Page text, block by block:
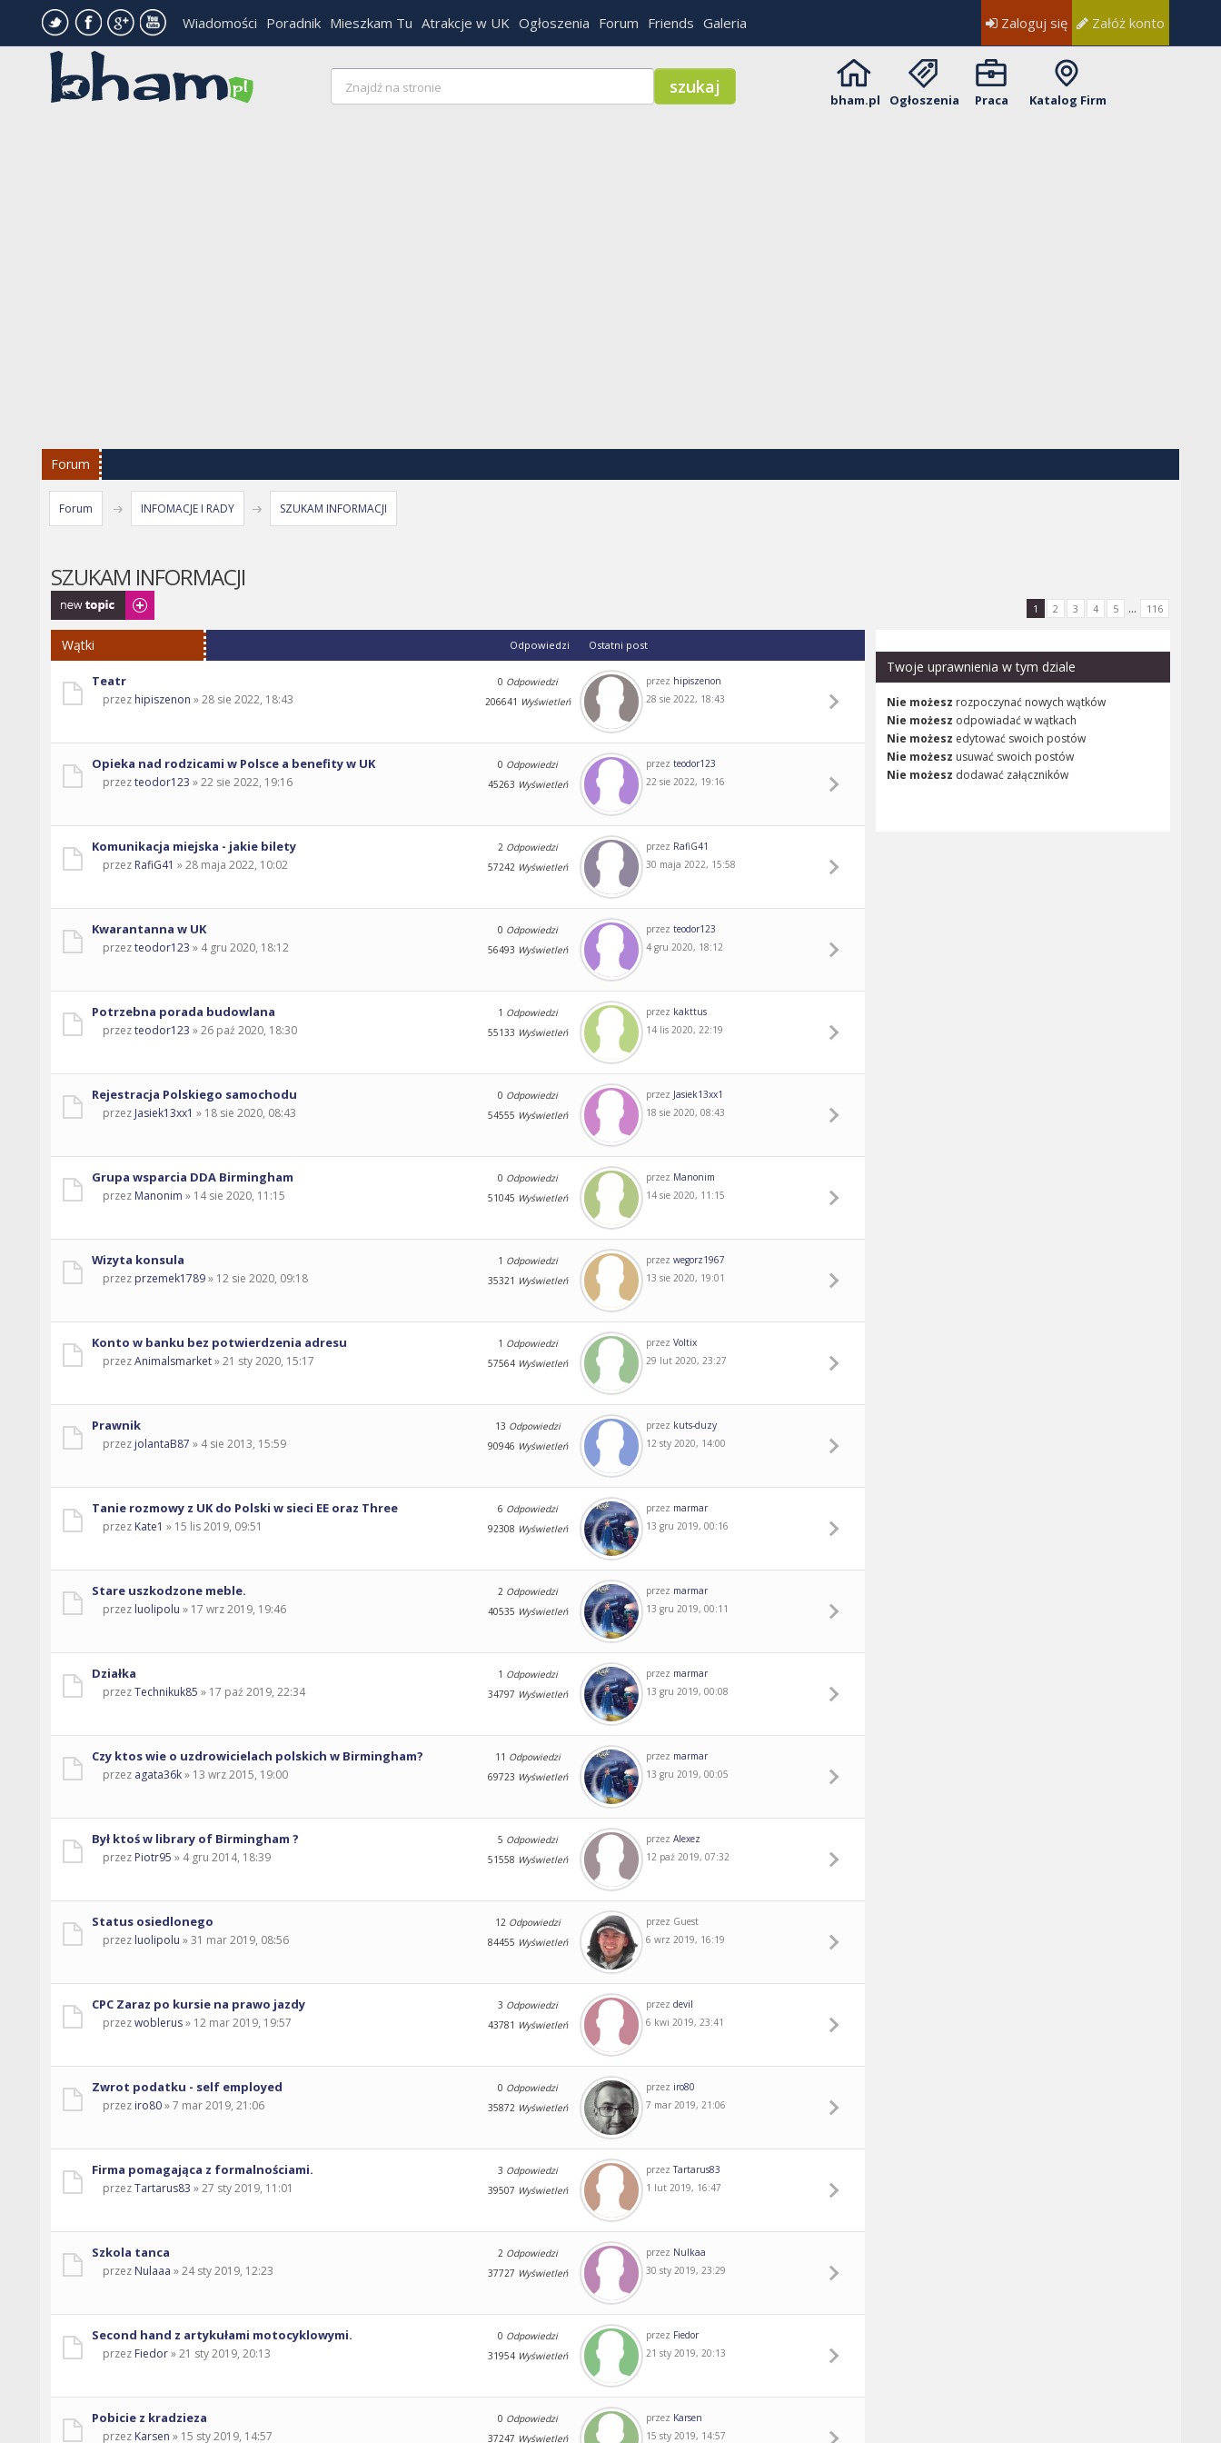
Wiadomości Poradnik Mieszkam Tu Atrakcje w UK Ogłoszenia Forum Friends Galeria Zaloguj się Załóż konto
bham.pl Ogłoszenia Praca Katalog Firm
Forum
Forum INFOMACJE I RADY SZUKAM INFORMACJI
SZUKAM INFORMACJI
Napisz wątek
1 2 3 4 5 ... 116
Wątki Odpowiedzi Ostatni post
Teatr
przez hipiszenon » 28 sie 2022, 18:43
0 Odpowiedzi
206641 Wyświetleń
przez hipiszenon
28 sie 2022, 18:43
Opieka nad rodzicami w Polsce a benefity w UK
przezteodor123 » 22 sie 2022, 19:16
0 Odpowiedzi
45263 Wyświetleń
przez teodor123
22 sie 2022, 19:16
Komunikacja miejska - jakie bilety
przez RafiG41 » 28 maja 2022, 10:02
2 Odpowiedzi
57242 Wyświetleń
przez RafiG41
30 maja 2022, 15:58
Kwarantanna w UK
przezteodor123 » 4 gru 2020, 18:12
0 Odpowiedzi
56493 Wyświetleń
przez teodor123
4 gru 2020, 18:12
Potrzebna porada budowlana
przezteodor123 » 26 paź 2020, 18:30
1 Odpowiedzi
55133 Wyświetleń
przez kakttus
14 lis 2020, 22:19
Rejestracja Polskiego samochodu
przez Jasiek13xx1 » 18 sie 2020, 08:43
0 Odpowiedzi
54555 Wyświetleń
przez Jasiek13xx1
18 sie 2020, 08:43
Grupa wsparcia DDA Birmingham
przez Manonim » 14 sie 2020, 11:15
0 Odpowiedzi
51045 Wyświetleń
przez Manonim
14 sie 2020, 11:15
Wizyta konsula
przez przemek1789» 12 sie 2020, 09:18
1 Odpowiedzi
35321 Wyświetleń
przez wegorz1967
13 sie 2020, 19:01
Konto w banku bez potwierdzenia adresu
przezAnimalsmarket» 21 sty 2020, 15:17
1 Odpowiedzi
57564 Wyświetleń
przez Voltix
29 lut 2020, 23:27
Prawnik
przez jolantaB87 » 4 sie 2013, 15:59
13 Odpowiedzi
90946 Wyświetleń
przez kuts-duzy
12 sty 2020, 14:00
Tanie rozmowy z UK do Polski w sieci EE oraz Three
przez Kate1 » 15 lis 2019, 09:51
6 Odpowiedzi
92308 Wyświetleń
przez marmar
13 gru 2019, 00:16
Stare uszkodzone meble.
przez luolipolu » 17 wrz 2019, 19:46
2 Odpowiedzi
40535 Wyświetleń
przez marmar
13 gru 2019, 00:11
Działka
przezTechnikuk85 » 17 paź 2019, 22:34
1 Odpowiedzi
34797 Wyświetleń
przez marmar
13 gru 2019, 00:08
Czy ktos wie o uzdrowicielach polskich w Birmingham?
przez agata36k» 13 wrz 2015, 19:00
11 Odpowiedzi
69723 Wyświetleń
przez marmar
13 gru 2019, 00:05
Był ktoś w library of Birmingham ?
przez Piotr95 » 4 gru 2014, 18:39
5 Odpowiedzi
51558 Wyświetleń
przez Alexez
12 paź 2019, 07:32
Status osiedlonego
przez luolipolu » 31 mar 2019, 08:56
12 Odpowiedzi
84455 Wyświetleń
przez Guest
6 wrz 2019, 16:19
CPC Zaraz po kursie na prawo jazdy
przezwoblerus» 12 mar 2019, 19:57
3 Odpowiedzi
43781 Wyświetleń
przez devil
6 kwi 2019, 23:41
Zwrot podatku - self employed
przez iro80» 7 mar 2019, 21:06
0 Odpowiedzi
35872 Wyświetleń
przez iro80
7 mar 2019, 21:06
Firma pomagająca z formalnościami.
przezTartarus83 » 27 sty 2019, 11:01
3 Odpowiedzi
39507 Wyświetleń
przez Tartarus83
1 lut 2019, 16:47
Szkola tanca
przez Nulaaa » 24 sty 2019, 12:23
2 Odpowiedzi
37727 Wyświetleń
przez Nulkaa
30 sty 2019, 23:29
Second hand z artykułami motocyklowymi.
przez Fiedor» 21 sty 2019, 20:13
0 Odpowiedzi
31954 Wyświetleń
przez Fiedor
21 sty 2019, 20:13
Pobicie z kradzieza
przez Karsen » 15 sty 2019, 14:57
0 Odpowiedzi
37247 Wyświetleń
przez Karsen
15 sty 2019, 14:57
Twoje uprawnienia w tym dziale
Nie możesz rozpoczynać nowych wątków
Nie możesz odpowiadać w wątkach
Nie możesz edytować swoich postów
Nie możesz usuwać swoich postów
Nie możesz dodawać załączników